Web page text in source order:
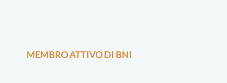
MEMBRO ATTIVO DI BNI